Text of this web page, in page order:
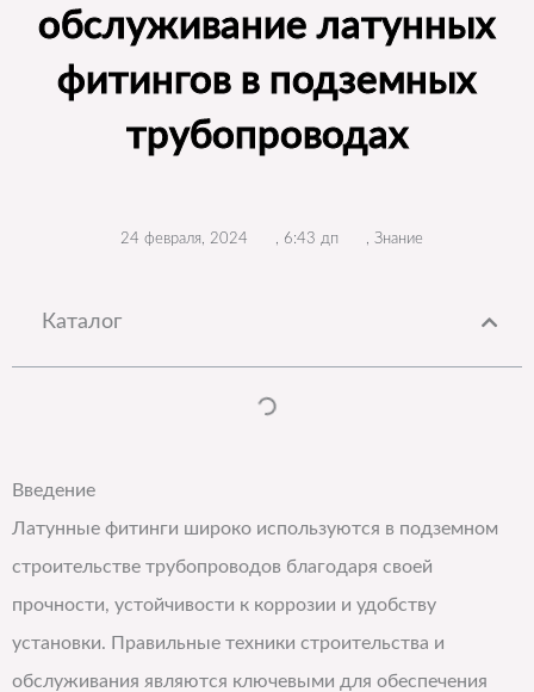
обслуживание латунных
фитингов в подземных
трубопроводах
24 февраля, 2024 , 6:43 дп , Знание
Каталог
Введение
Латунные фитинги широко используются в подземном
строительстве трубопроводов благодаря своей
прочности, устойчивости к коррозии и удобству
установки. Правильные техники строительства и
обслуживания являются ключевыми для обеспечения